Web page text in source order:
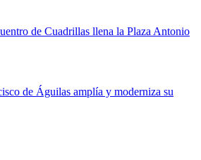
de Cuadrillas llena la Plaza Antonio
de Águilas amplía y moderniza su